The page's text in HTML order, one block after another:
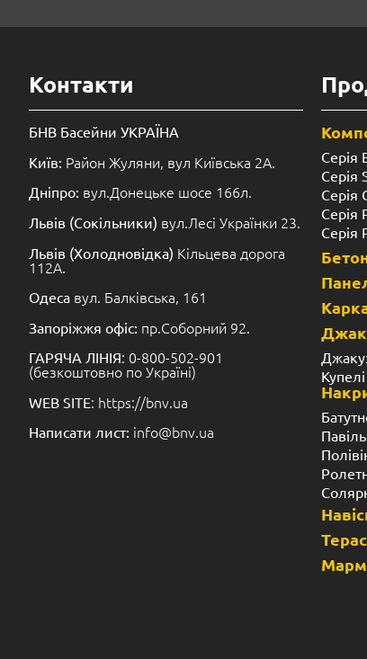
Контакти
БНВ Басейни УКРАЇНА
Київ: Район Жуляни, вул Київська 2А.
Дніпро: вул.Донецьке шосе 166л.
Львів (Сокільники) вул.Лесі Українки 23.
Львів (Холодновідка) Кільцева дорога
112А.
Одеса вул. Балківська, 161
Запоріжжя офіс: пр.Соборний 92.
ГАРЯЧА ЛІНІЯ: 0-800-502-901
(безкоштовно по Україні)
WEB SITE: https://bnv.ua
Написати лист: info@bnv.ua
Серія
Серія
Серія
Серія
Серія